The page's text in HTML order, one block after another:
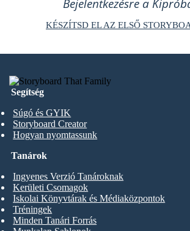
Bejelentkezésre a
KÉSZÍTSD EL AZ ELSŐ
Segítség
Súgó és GYIK
Storyboard Creator
Hogyan nyomtassunk
Tanárok
Ingyenes Verzió Tanároknak
Kerületi Csomagok
Iskolai Könyvtárak és Médiaközpontok
Tréningek
Minden Tanári Forrás